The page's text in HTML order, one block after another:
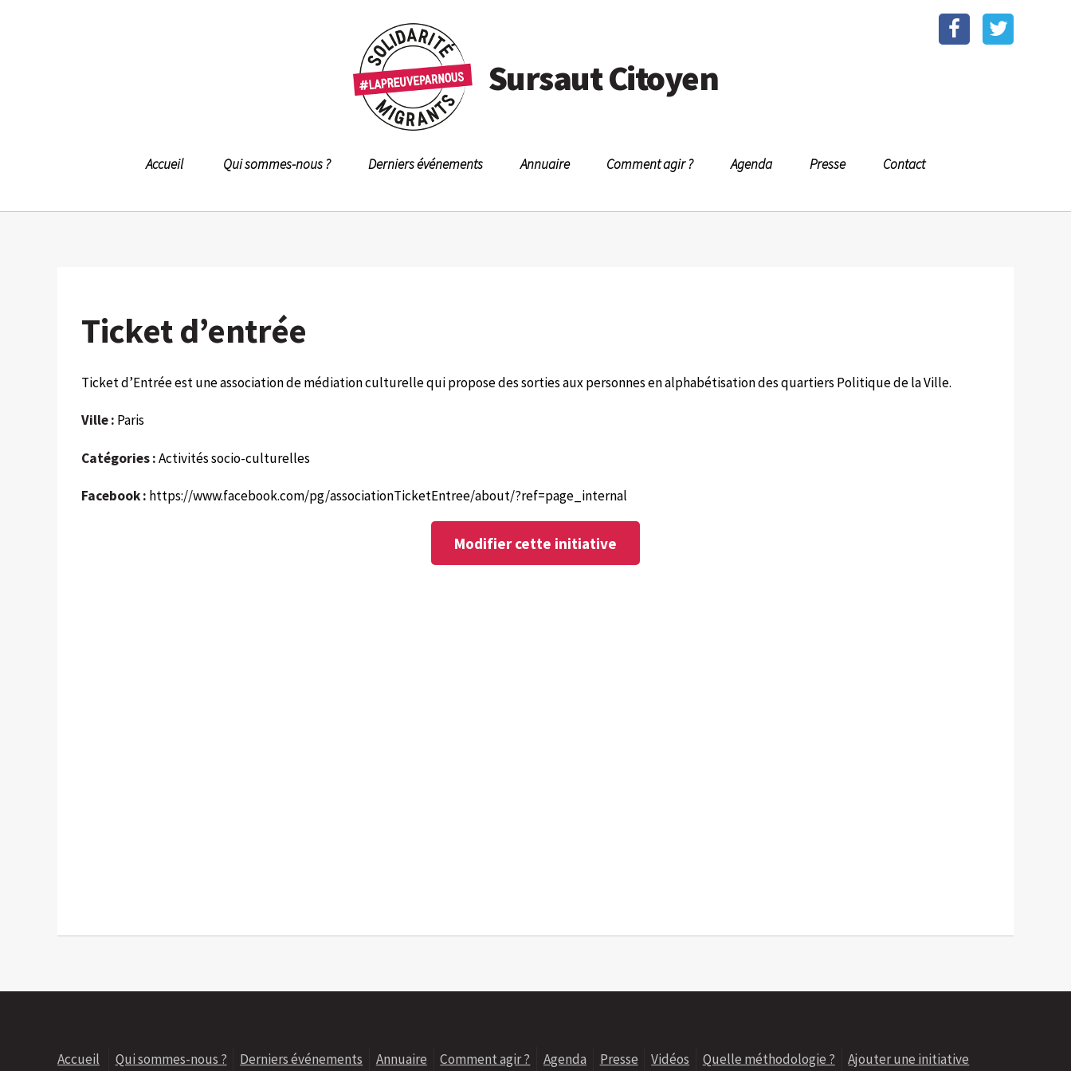
Sursaut Citoyen
Accueil Qui sommes-nous ? Derniers événements Annuaire Comment agir ? Agenda Presse Contact
Ticket d’entrée
Ticket d’Entrée est une association de médiation culturelle qui propose des sorties aux personnes en alphabétisation des quartiers Politique de la Ville.
Ville : Paris
Catégories :Activités socio-culturelles
Facebook : https://www.facebook.com/pg/associationTicketEntree/about/?ref=page_internal
Modifier cette initiative
Accueil Qui sommes-nous ? Derniers événements Annuaire Comment agir ? Agenda Presse Vidéos Quelle méthodologie ? Ajouter une initiative